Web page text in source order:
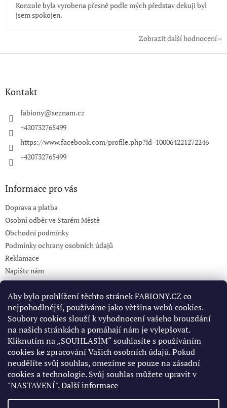
Aby bylo prohlížení těchto stránek FABIONY.CZ co
nejpohodlnější, používáme jako většina webů cookies.
Soubory cookies slouží k vyhodnocení vašeho brouzdání
na našich stránkách a pomáhají nám je vylepšovat.
Kliknutím na „SOUHLASÍM“ souhlasíte s používáním
cookies ke zpracování Vašich osobních údajů. Pokud
neudělíte svůj souhlas, omezíme se pouze na zásadní
cookies a technologie. Svůj souhlas můžete upravit v
"NASTAVENÍ".Další informace
Konzole byla vyrobena přesně podle mých představ dekuji byl
jsem spokojen.
Zobrazit další hodnocení
Z
Kontakt
fabiony@seznam.cz
+420732765499
https://www.facebook.com/profile.php?id=100064221272246
+420732765499
Informace pro vás
Doprava a platba
Osobní odběr ve Starém Městě
Obchodní podmínky
Podmínky ochrany osobních údajů
Reklamace
Napište nám
KONTAKT 732765499
Pinterest
Facebook